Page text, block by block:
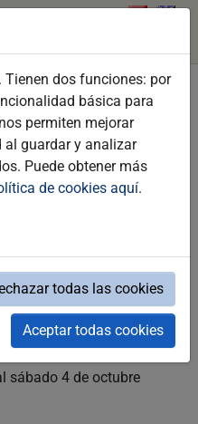
09:00h
sábado 4 de octubre
dos funciones: por
básica para
permiten mejorar
al guardar y analizar
Puede obtener más
de cookies aquí.
todas las cookies
Aceptar todas cookies